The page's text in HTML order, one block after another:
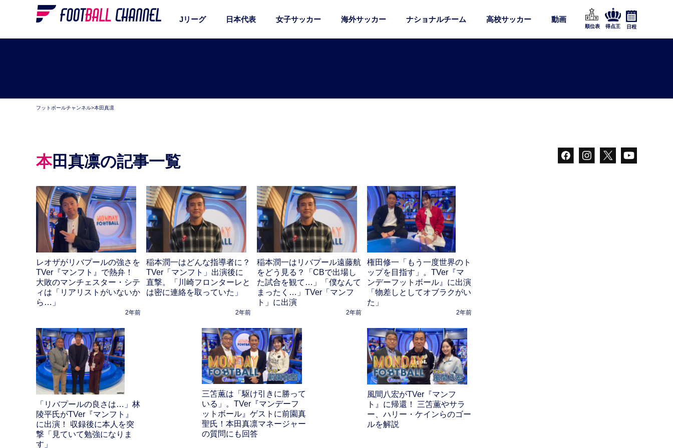
Jリーグ 日本代表 女子サッカー 海外サッカー ナショナルチーム 高校サッカー 動画
順位表 得点王 日程
フットボールチャンネル>本田真凛
本田真凛の記事一覧
レオザがリバプールの強さを
TVer『マンフト』で熱弁！
大敗のマンチェスター・シテ
ィは「リアリストがいないか
ら…」
2年前
稲本潤一はどんな指導者に？
TVer「マンフト」出演後に
直撃。「川崎フロンターレと
は密に連絡を取っていた」
2年前
稲本潤一はリバプール遠藤航
をどう見る？「CBで出場し
た試合を観て…」「僕なんて
まったく…」TVer「マンフ
ト」に出演
2年前
権田修一「もう一度世界のト
ップを目指す」。TVer『マ
ンデーフットボール』に出演
「物差しとしてオブラクがい
た」
2年前
「リバプールの良さは…」林
陵平氏がTVer『マンフト』
に出演！ 収録後に本人を突
撃「見ていて勉強になりま
す」
三笘薫は「駆け引きに勝って
いる」。TVer『マンデーフ
ットボール』ゲストに前園真
聖氏！本田真凛マネージャー
の質問にも回答
風間八宏がTVer『マンフ
ト』に帰還！ 三笘薫やサラ
ー、ハリー・ケインらのゴー
ルを解説